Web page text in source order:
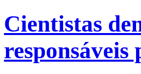
Cientistas